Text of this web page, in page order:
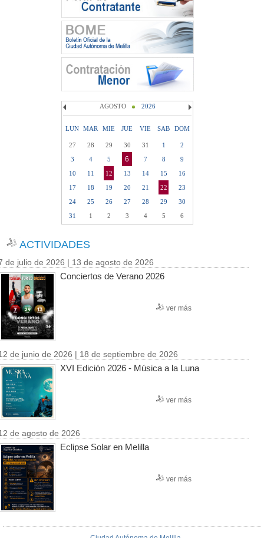
AGOSTO 2026
LUN MAR MIE JUE VIE SAB DOM
27 28 29 30 31 1
2
3
4 5 6 7 8
9
10
11 12 13 14 15
16
17
18 19 20 21 22
23
24
25 26 27 28 29
30
31
1 2 3 4 5 6
ACTIVIDADES
de julio de 2026 | 13 de agosto de 2026
Conciertos de Verano 2026
ver más
de junio de 2026 | 18 de septiembre de 2026
XVI Edición 2026 - Música a la Luna
ver más
de agosto de 2026
Eclipse Solar en Melilla
ver más